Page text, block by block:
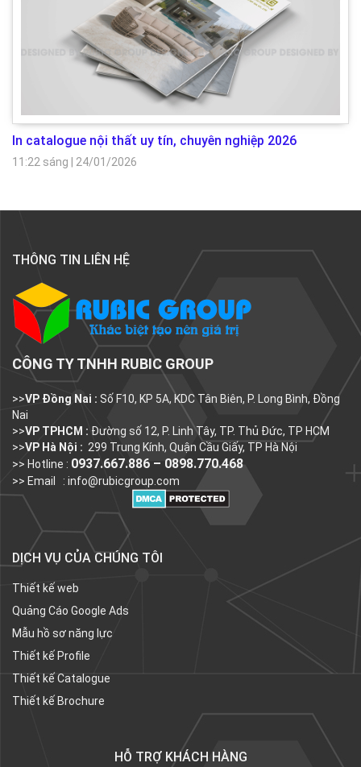
In catalogue nội thất uy tín, chuyên nghiệp 2026
11:22 sáng 24/01/2026
THÔNG TIN LIÊN HỆ
CÔNG TY TNHH RUBIC GROUP
>>VP Đồng Nai : Số F10, KP 5A, KDC Tân Biên, P. Long Bình, Đồng
Nai
>>VP TPHCM : Đường số 12, P. Linh Tây, TP. Thủ Đức, TP HCM
>>VP Hà Nội : 299 Trung Kính, Quận Cầu Giấy, TP Hà Nội
>> Hotline : 0937.667.886 – 0898.770.468
>> Email : info@rubicgroup.com
DỊCH VỤ CỦA CHÚNG TÔI
Thiết kế web
Quảng Cáo Google Ads
Mẫu hồ sơ năng lực
Thiết kế Profile
Thiết kế Catalogue
Thiết kế Brochure
HỖ TRỢ KHÁCH HÀNG